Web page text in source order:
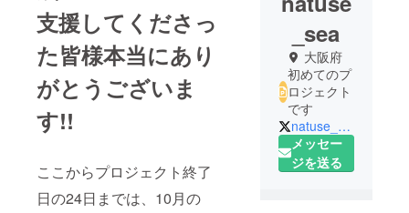
支援してくださっ
た皆様本当にあり
がとうございま
す!!
ここからプロジェクト終了
日の24日までは、10月の
_sea
大阪府
初めてのプ
ロジェクト
です
natuse_sea
メッセー
ジを送る